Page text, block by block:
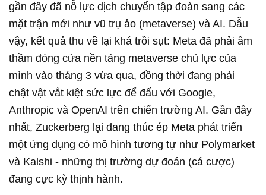
gần đây đã nỗ lực dịch chuyển tập đoàn sang các
mặt trận mới như vũ trụ ảo (metaverse) và AI. Dẫu
vậy, kết quả thu về lại khá trồi sụt: Meta đã phải âm
thầm đóng cửa nền tảng metaverse chủ lực của
mình vào tháng 3 vừa qua, đồng thời đang phải
chật vật vắt kiệt sức lực để đấu với Google,
Anthropic và OpenAI trên chiến trường AI. Gần đây
nhất, Zuckerberg lại đang thúc ép Meta phát triển
một ứng dụng có mô hình tương tự như Polymarket
và Kalshi - những thị trường dự đoán (cá cược)
đang cực kỳ thịnh hành.